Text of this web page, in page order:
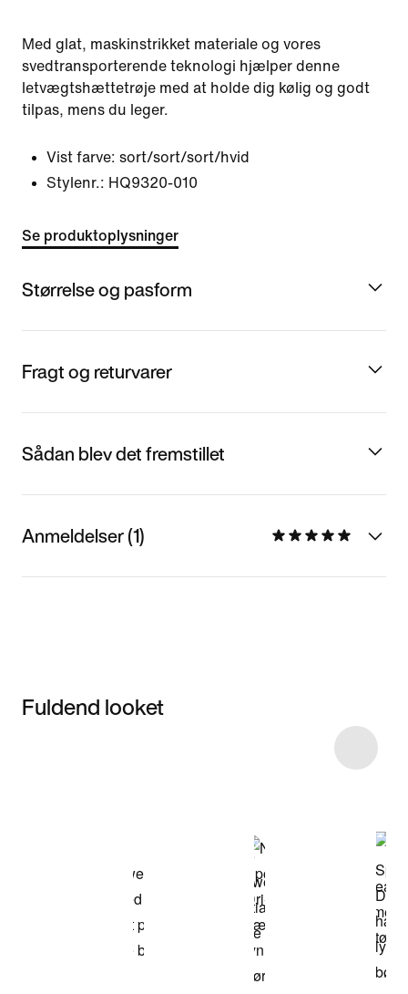
Med glat, maskinstrikket materiale og vores
svedtransporterende teknologi hjælper denne
letvægtshættetrøje med at holde dig kølig og godt
tilpas, mens du leger.
Vist farve: sort/sort/sort/hvid
Stylenr.: HQ9320-010
Se produktoplysninger
Størrelse og pasform
Fragt og returvarer
Sådan blev det fremstillet
Anmeldelser (1)
Fuldend looket